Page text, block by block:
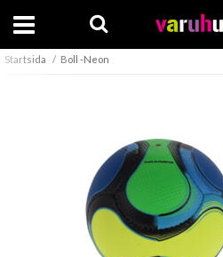
Startsida Boll -Neon